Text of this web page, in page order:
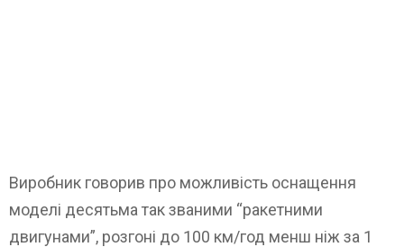
Виробник говорив про можливість оснащення
моделі десятьма так званими “ракетними
двигунами”, розгоні до 100 км/год менш ніж за 1